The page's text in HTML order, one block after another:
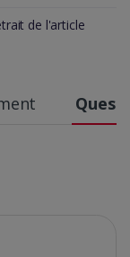
de l'article